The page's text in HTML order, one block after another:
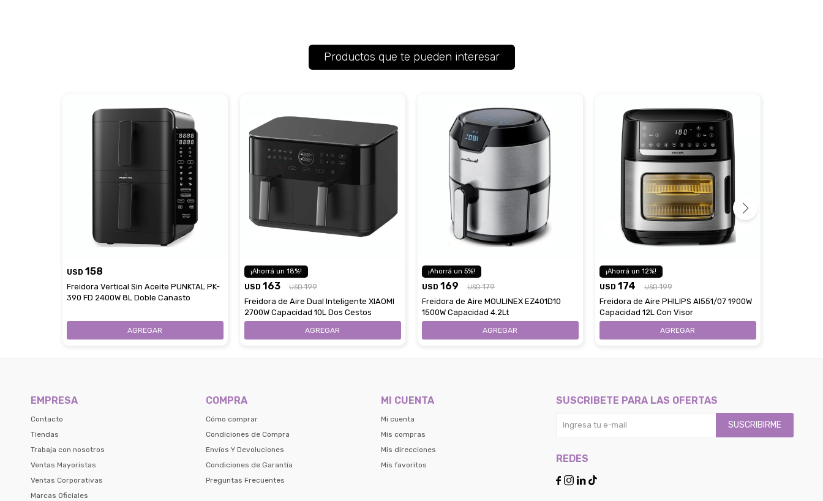
Productos que te pueden interesar
USD 158
Freidora Vertical Sin Aceite PUNKTAL PK-
390 FD 2400W 8L Doble Canasto
18
USD 163 USD 199
Freidora de Aire Dual Inteligente XIAOMI
2700W Capacidad 10L Dos Cestos
5
USD 169 USD 179
Freidora de Aire MOULINEX EZ401D10
1500W Capacidad 4.2Lt
12
USD 174 USD 199
Freidora de Aire PHILIPS AI551/07 1900W
Capacidad 12L Con Visor
EMPRESA
Contacto
Tiendas
Trabaja con nosotros
Ventas Mayoristas
Ventas Corporativas
Marcas Oficiales
COMPRA
Cómo comprar
Condiciones de Compra
Envíos Y Devoluciones
Condiciones de Garantía
Preguntas Frecuentes
MI CUENTA
Mi cuenta
Mis compras
Mis direcciones
Mis favoritos
SUSCRIBETE PARA LAS OFERTAS
SUSCRIBIRME
REDES
   